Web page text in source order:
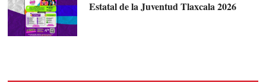
Estatal de la Juventud Tlaxcala 2026